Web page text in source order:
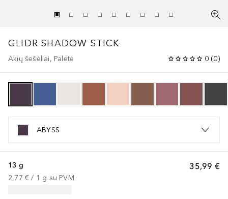
GLIDR SHADOW STICK
Akių šešėliai, Paletė 0 (0)
ABYSS
35,99 €
13 g
2,77 € / 1 g su PVM